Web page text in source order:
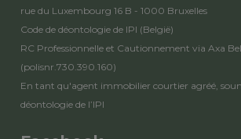
rue du Luxembourg 16 B - 1000 Bruxelles
Code de déontologie de IPI (België)
RC Professionnelle et Cautionnement via Axa
(polisnr.730.390.160)
En tant qu'agent immobilier courtier agréé,
déontologie de l’IPI